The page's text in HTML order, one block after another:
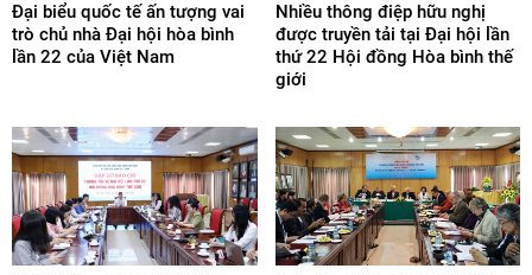
Đại biểu quốc tế ấn tượng vai
trò chủ nhà Đại hội hòa bình
lần 22 của Việt Nam
Nhiều thông điệp hữu nghị
được truyền tải tại Đại hội lần
thứ 22 Hội đồng Hòa bình thế
giới